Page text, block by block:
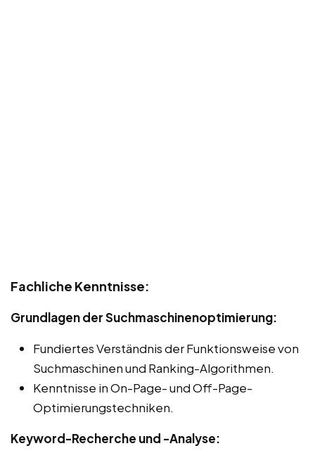
Fachliche Kenntnisse:
Grundlagen der Suchmaschinenoptimierung:
Fundiertes Verständnis der Funktionsweise von
Suchmaschinen und Ranking-Algorithmen.
Kenntnisse in On-Page- und Off-Page-
Optimierungstechniken.
Keyword-Recherche und -Analyse: